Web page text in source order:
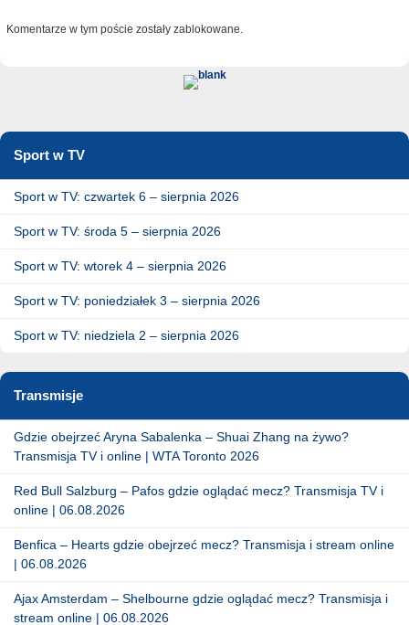
Komentarze w tym poście zostały zablokowane.
Sport w TV
Sport w TV: czwartek 6 – sierpnia 2026
Sport w TV: środa 5 – sierpnia 2026
Sport w TV: wtorek 4 – sierpnia 2026
Sport w TV: poniedziałek 3 – sierpnia 2026
Sport w TV: niedziela 2 – sierpnia 2026
Transmisje
Gdzie obejrzeć Aryna Sabalenka – Shuai Zhang na żywo?
Transmisja TV i online | WTA Toronto 2026
Red Bull Salzburg – Pafos gdzie oglądać mecz? Transmisja TV i
online | 06.08.2026
Benfica – Hearts gdzie obejrzeć mecz? Transmisja i stream online
| 06.08.2026
Ajax Amsterdam – Shelbourne gdzie oglądać mecz? Transmisja i
stream online | 06.08.2026